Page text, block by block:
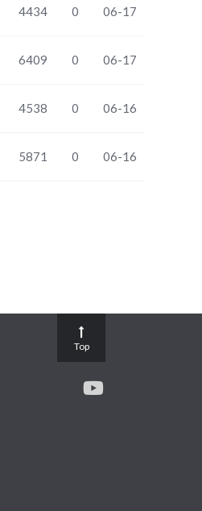
4434 0 06-17
6409 0 06-17
4538 0 06-16
5871 0 06-16
Top